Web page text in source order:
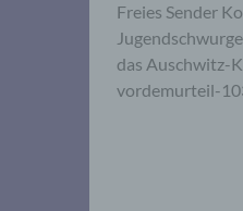
Freies Sender
das Auschwitz-
vordemurteil-